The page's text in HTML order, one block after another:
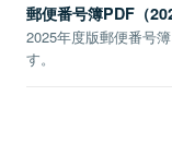
郵便番号簿PDF（
2025年度版郵便番号
す。